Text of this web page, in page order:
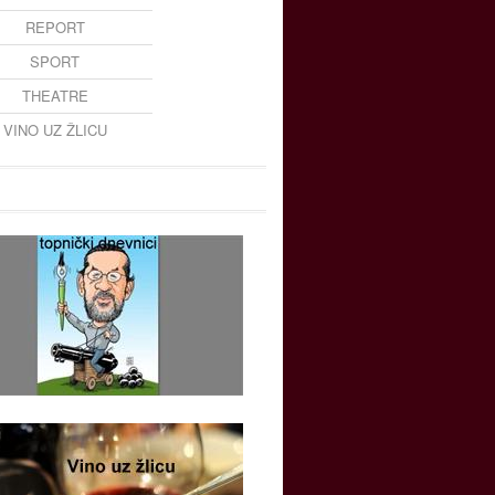
REPORT
SPORT
THEATRE
VINO UZ ŽLICU